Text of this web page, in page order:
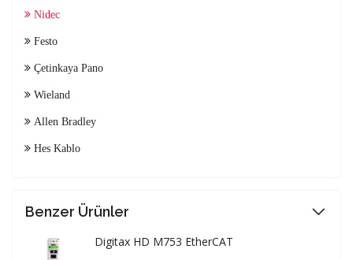
Nidec
Festo
Çetinkaya Pano
Wieland
Allen Bradley
Hes Kablo
Benzer Ürünler
Digitax HD M753 EtherCAT